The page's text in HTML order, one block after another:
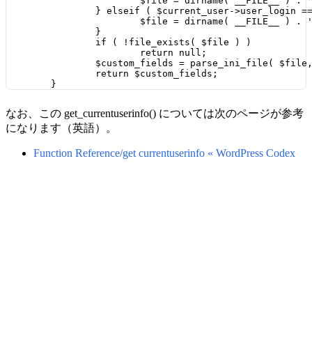
なお、この get_currentuserinfo() については次のページが参考
になります（英語）。
Function Reference/get currentuserinfo « WordPress Codex